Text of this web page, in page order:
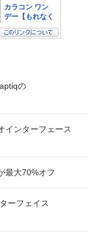
の
インターフェース
最大70%オフ
ーフェイス